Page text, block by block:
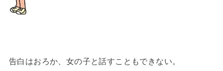
告白はおろか、女の子と話すこともできない。